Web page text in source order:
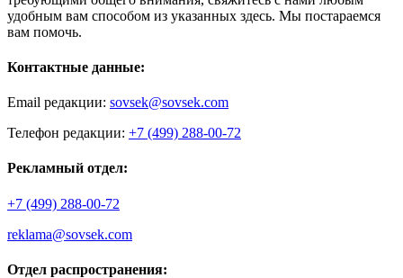
удобным вам способом из указанных здесь. Мы постараемся
вам помочь.
Контактные данные:
Email редакции: sovsek@sovsek.com
Телефон редакции: +7 (499) 288-00-72
Рекламный отдел:
+7 (499) 288-00-72
reklama@sovsek.com
Отдел распространения: